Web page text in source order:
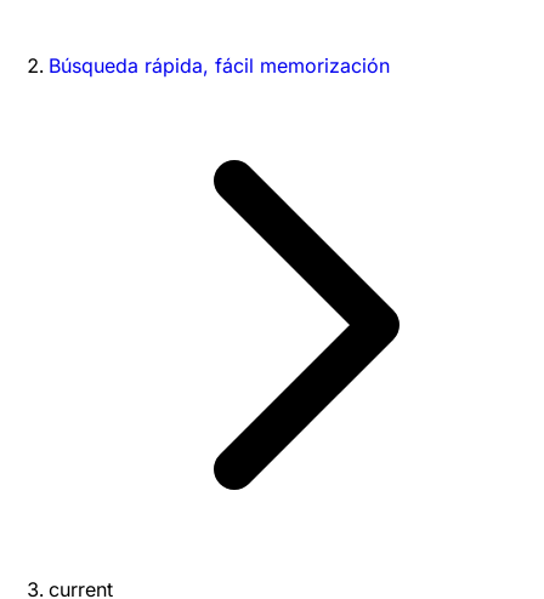
Búsqueda rápida, fácil memorización
current